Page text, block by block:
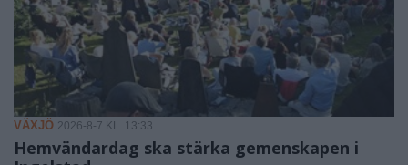
VÄXJÖ 2026-8-7 KL. 13:33
Hemvändardag ska stärka gemenskapen i